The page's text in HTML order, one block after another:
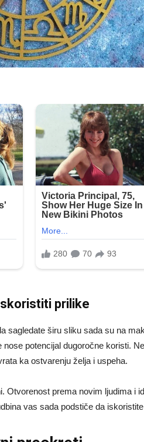
prilike
sagledate širu sliku sada su na
nose potencijal dugoročne koristi.
ka ostvarenju želja i uspeha.
Otvorenost prema novim ljudima i
vas sada podstiče da